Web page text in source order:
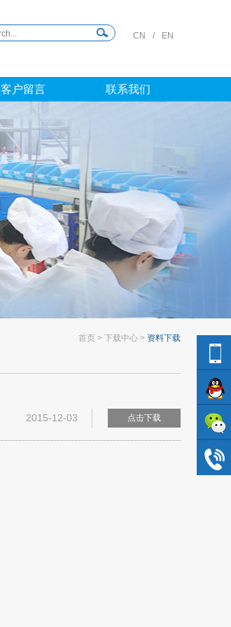
CN / EN
客户留言 联系我们
首页 下载中心 资料下载
点击下载
2015-12-03